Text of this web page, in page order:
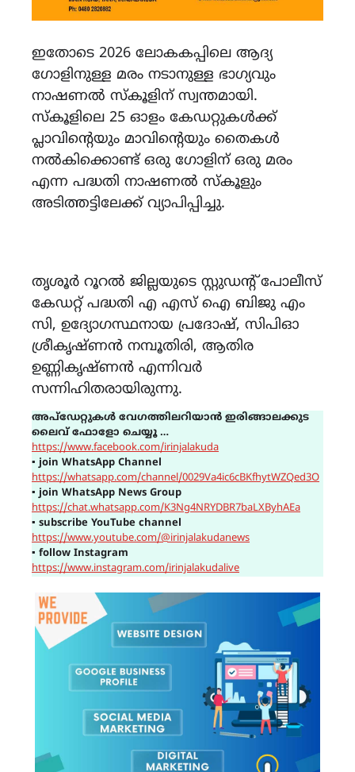
ഇതോടെ 2026 ലോകകപ്പിലെ ആദ്യ
ഗോളിനുള്ള മരം നടാനുള്ള ഭാഗ്യവും
നാഷണൽ സ്കൂളിന് സ്വന്തമായി.
സ്കൂളിലെ 25 ഓളം കേഡറ്റുകൾക്ക്
പ്ലാവിൻ്റെയും മാവിൻ്റെയും തൈകൾ
നൽകിക്കൊണ്ട് ഒരു ഗോളിന് ഒരു മരം
എന്ന പദ്ധതി നാഷണൽ സ്കൂളും
അടിത്തട്ടിലേക്ക് വ്യാപിപ്പിച്ചു.
തൃശൂർ റൂറൽ ജില്ലയുടെ സ്റ്റുഡൻ്റ് പോലീസ്
കേഡറ്റ് പദ്ധതി എ എസ് ഐ ബിജു എം
സി, ഉദ്യോഗസ്ഥനായ പ്രദോഷ്, സിപിഓ
ശ്രീകൃഷ്ണൻ നമ്പൂതിരി, ആതിര
ഉണ്ണികൃഷ്ണൻ എന്നിവർ
സന്നിഹിതരായിരുന്നു.
അപ്ഡേറ്റുകൾ വേഗത്തിലറിയാൻ ഇരിങ്ങാലക്കുട
ലൈവ് ഫോളോ ചെയ്യൂ …
https://www.facebook.com/irinjalakuda
▪join WhatsApp Channel
https://whatsapp.com/channel/0029Va4ic6cBKfhytWZQed3O
▪join WhatsApp News Group
https://chat.whatsapp.com/K3Ng4NRYDBR7baLXByhAEa
▪ subscribe YouTube channel
https://www.youtube.com/@irinjalakudanews
▪ follow Instagram
https://www.instagram.com/irinjalakudalive